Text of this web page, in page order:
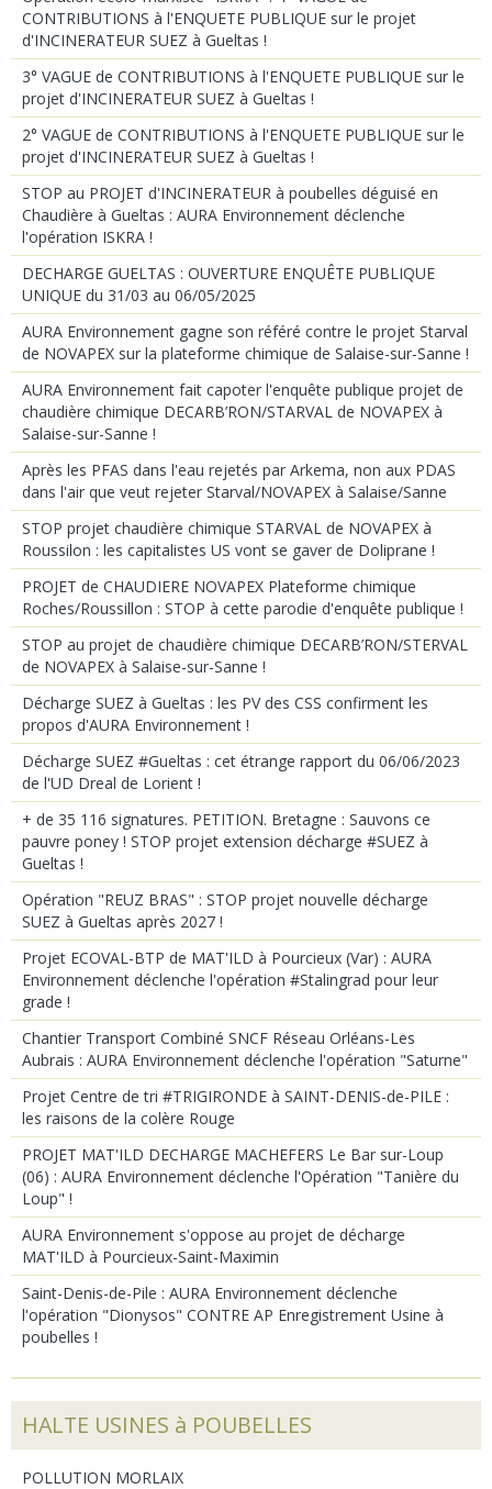
CONTRIBUTIONS à l'ENQUETE PUBLIQUE sur le projet
d'INCINERATEUR SUEZ à Gueltas !
3° VAGUE de CONTRIBUTIONS à l'ENQUETE PUBLIQUE sur le
projet d'INCINERATEUR SUEZ à Gueltas !
2° VAGUE de CONTRIBUTIONS à l'ENQUETE PUBLIQUE sur le
projet d'INCINERATEUR SUEZ à Gueltas !
STOP au PROJET d'INCINERATEUR à poubelles déguisé en
Chaudière à Gueltas : AURA Environnement déclenche
l'opération ISKRA !
DECHARGE GUELTAS : OUVERTURE ENQUÊTE PUBLIQUE
UNIQUE du 31/03 au 06/05/2025
AURA Environnement gagne son référé contre le projet Starval
de NOVAPEX sur la plateforme chimique de Salaise-sur-Sanne !
AURA Environnement fait capoter l'enquête publique projet de
chaudière chimique DECARB’RON/STARVAL de NOVAPEX à
Salaise-sur-Sanne !
Après les PFAS dans l'eau rejetés par Arkema, non aux PDAS
dans l'air que veut rejeter Starval/NOVAPEX à Salaise/Sanne
STOP projet chaudière chimique STARVAL de NOVAPEX à
Roussilon : les capitalistes US vont se gaver de Doliprane !
PROJET de CHAUDIERE NOVAPEX Plateforme chimique
Roches/Roussillon : STOP à cette parodie d'enquête publique !
STOP au projet de chaudière chimique DECARB’RON/STERVAL
de NOVAPEX à Salaise-sur-Sanne !
Décharge SUEZ à Gueltas : les PV des CSS confirment les
propos d'AURA Environnement !
Décharge SUEZ #Gueltas : cet étrange rapport du 06/06/2023
de l'UD Dreal de Lorient !
+ de 35 116 signatures. PETITION. Bretagne : Sauvons ce
pauvre poney ! STOP projet extension décharge #SUEZ à
Gueltas !
Opération "REUZ BRAS" : STOP projet nouvelle décharge
SUEZ à Gueltas après 2027 !
Projet ECOVAL-BTP de MAT'ILD à Pourcieux (Var) : AURA
Environnement déclenche l'opération #Stalingrad pour leur
grade !
Chantier Transport Combiné SNCF Réseau Orléans-Les
Aubrais : AURA Environnement déclenche l'opération "Saturne"
Projet Centre de tri #TRIGIRONDE à SAINT-DENIS-de-PILE :
les raisons de la colère Rouge
PROJET MAT'ILD DECHARGE MACHEFERS Le Bar sur-Loup
(06) : AURA Environnement déclenche l'Opération "Tanière du
Loup" !
AURA Environnement s'oppose au projet de décharge
MAT'ILD à Pourcieux-Saint-Maximin
Saint-Denis-de-Pile : AURA Environnement déclenche
l'opération "Dionysos" CONTRE AP Enregistrement Usine à
poubelles !
HALTE USINES à POUBELLES
POLLUTION MORLAIX